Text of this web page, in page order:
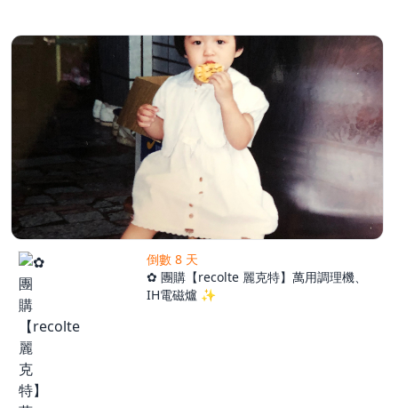
倒數 8 天
✿ 團購【recolte 麗克特】萬用調理機、
IH電磁爐 ✨